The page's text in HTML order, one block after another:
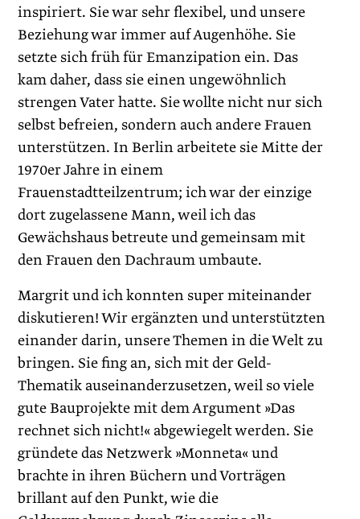
inspiriert. Sie war sehr flexibel, und unsere
Beziehung war immer auf Augenhöhe. Sie
setzte sich früh für Emanzipation ein. Das
kam daher, dass sie einen ungewöhnlich
strengen Vater hatte. Sie wollte nicht nur sich
selbst befreien, sondern auch andere Frauen
unterstützen. In Berlin arbeitete sie Mitte der
1970er Jahre in einem
Frauenstadtteilzentrum; ich war der einzige
dort zugelassene Mann, weil ich das
Gewächshaus betreute und gemeinsam mit
den Frauen den Dachraum umbaute.
Margrit und ich konnten super miteinander
diskutieren! Wir ergänzten und unterstützten
einander darin, unsere Themen in die Welt zu
bringen. Sie fing an, sich mit der Geld-
Thematik auseinanderzusetzen, weil so viele
gute Bauprojekte mit dem Argument »Das
rechnet sich nicht!« abgewiegelt werden. Sie
gründete das Netzwerk »Monneta« und
brachte in ihren Büchern und Vorträgen
brillant auf den Punkt, wie die